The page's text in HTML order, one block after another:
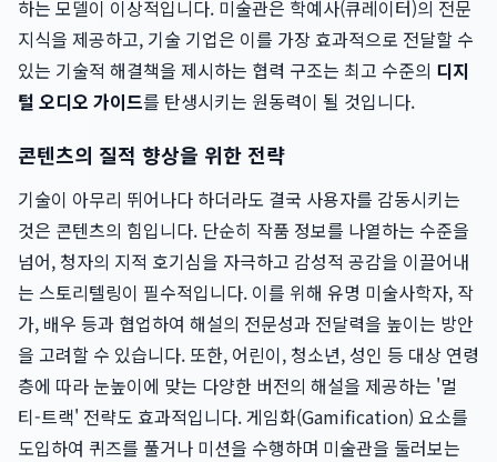
하는 모델이 이상적입니다. 미술관은 학예사(큐레이터)의 전문
지식을 제공하고, 기술 기업은 이를 가장 효과적으로 전달할 수
있는 기술적 해결책을 제시하는 협력 구조는 최고 수준의 디지
털 오디오 가이드를 탄생시키는 원동력이 될 것입니다.
콘텐츠의 질적 향상을 위한 전략
기술이 아무리 뛰어나다 하더라도 결국 사용자를 감동시키는
것은 콘텐츠의 힘입니다. 단순히 작품 정보를 나열하는 수준을
넘어, 청자의 지적 호기심을 자극하고 감성적 공감을 이끌어내
는 스토리텔링이 필수적입니다. 이를 위해 유명 미술사학자, 작
가, 배우 등과 협업하여 해설의 전문성과 전달력을 높이는 방안
을 고려할 수 있습니다. 또한, 어린이, 청소년, 성인 등 대상 연령
층에 따라 눈높이에 맞는 다양한 버전의 해설을 제공하는 '멀
티-트랙' 전략도 효과적입니다. 게임화(Gamification) 요소를
도입하여 퀴즈를 풀거나 미션을 수행하며 미술관을 둘러보는